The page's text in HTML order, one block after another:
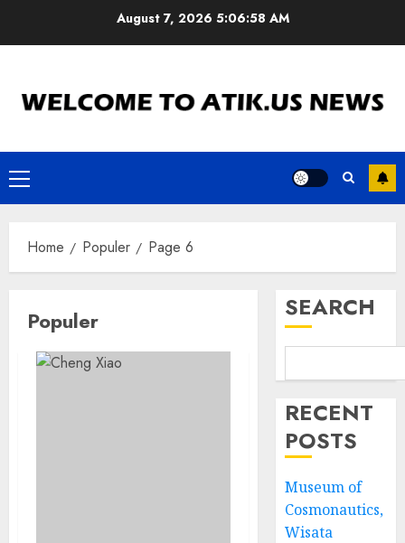
August 7, 2026 5:06:58 AM
Primary
Menu
Home Populer Page 6
Populer SEARCH
RECENT
POSTS
Museum of
Cosmonautics,
Wisata